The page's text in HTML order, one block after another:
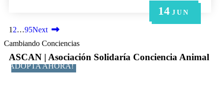
14 JUN
6 MAY
6 MAY
21 JUN
14 JUN
1 2…95Next
Cambiando Conciencias
ASCAN | Asociación Solidaría Conciencia Animal
ADOPTA AHORA!